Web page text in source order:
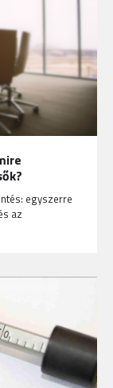
egyszerre
az